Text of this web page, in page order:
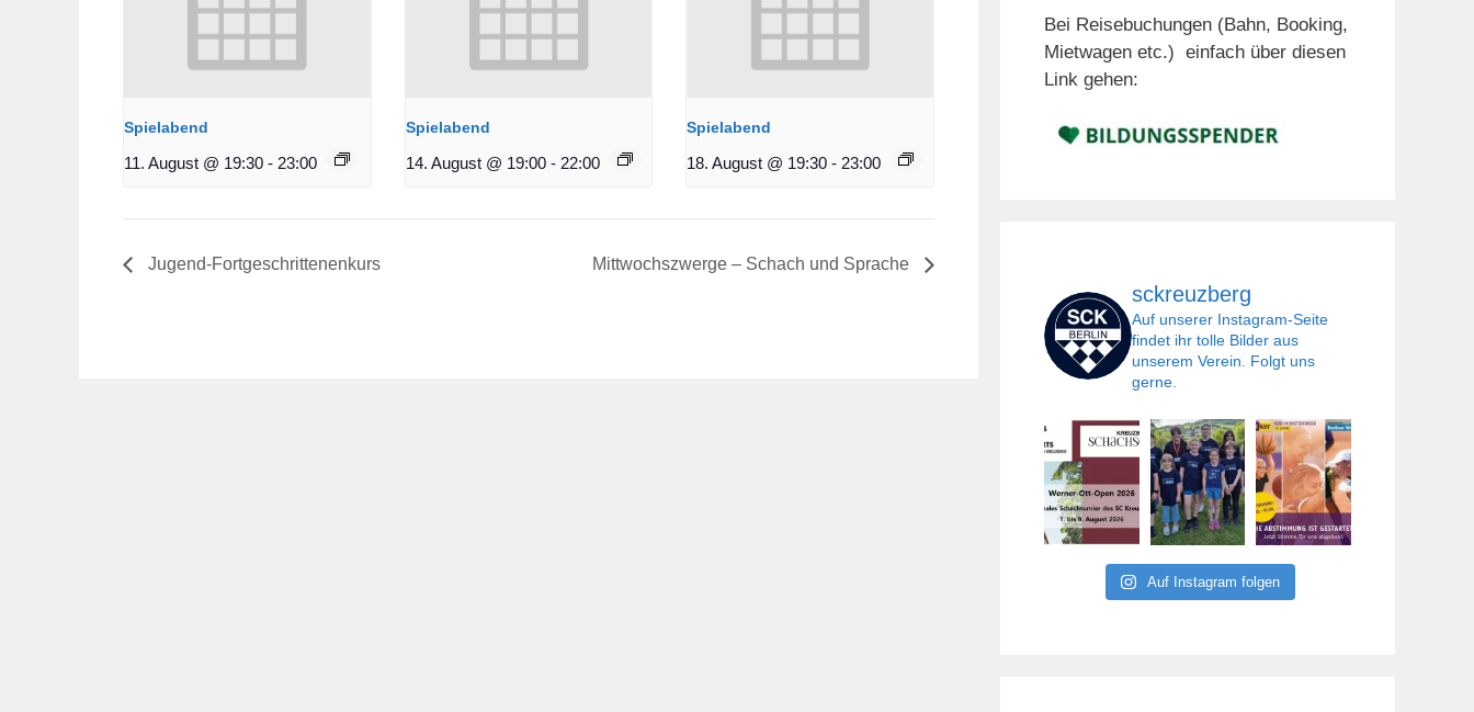
Spielabend
11. August @ 19:30 - 23:00
Spielabend
14. August @ 19:00 - 22:00
Spielabend
18. August @ 19:30 - 23:00
Jugend-Fortgeschrittenenkurs Mittwochszwerge – Schach und Sprache
Bei Reisebuchungen (Bahn, Booking,
Mietwagen etc.) einfach über diesen
Link gehen:
sckreuzberg
Auf unserer Instagram-Seite
findet ihr tolle Bilder aus
unserem Verein. Folgt uns
gerne.
Auf Instagram folgen